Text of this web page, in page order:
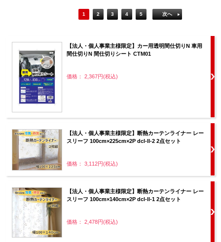
1 2 3 4 5 次へ
【法人・個人事業主様限定】カー用透明間仕切りN 車用
間仕切りN 間仕切りシート CTM01
価格： 2,367円(税込)
【法人・個人事業主様限定】断熱カーテンライナー レー
スリーフ 100cm×225cm×2P dcl-ll-2 2点セット
価格： 3,112円(税込)
【法人・個人事業主様限定】断熱カーテンライナー レー
スリーフ 100cm×140cm×2P dcl-ll-1 2点セット
価格： 2,478円(税込)